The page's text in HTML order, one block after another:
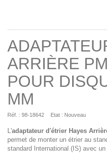
ARRIÈRE
POUR
MM
Réf. : 98-18642 Etat : Nouveau
L'adaptateur d'étrier Hayes
permet de monter un étrier au
standard International (IS) avec